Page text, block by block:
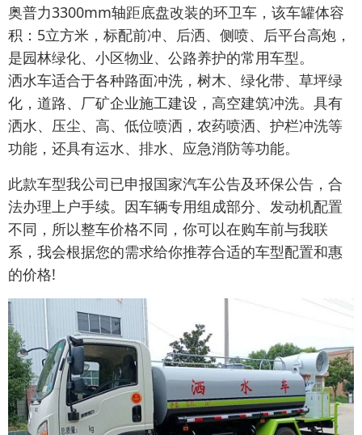
奥普力3300mm轴距底盘改装的环卫车，该车罐体容
积：5立方米，标配前冲、后洒、侧喷、后平台高炮，
是园林绿化、小区物业、公路养护的常用车型。
洒水车适合于各种路面冲洗，树木、绿化带、草坪绿
化，道路、厂矿企业施工建设，高空建筑冲洗。具有
洒水、压尘、高、低位喷洒，农药喷洒、护栏冲洗等
功能，还具有运水、排水、应急消防等功能。
此款车型我公司已申报国家汽车公告及环保公告，合
法办理上户手续。因车辆专用组成部分、发动机配置
不同，所以整车价格不同，你可以在购车前与我联
系，我会根据您的需求给你推荐合适的车型配置和惠
的价格!